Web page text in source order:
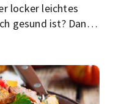
locker leichtes
gesund ist? Dann